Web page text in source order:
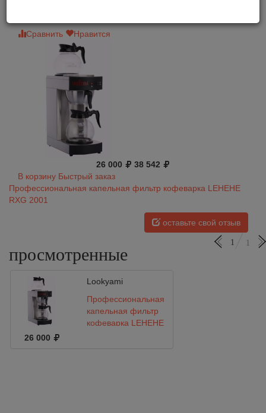
Сравнить Нравится
26 000
38 542
В корзину Быстрый заказ
Профессиональная капельная фильтр кофеварка LEHEHE
RXG 2001
оставьте свой отзыв
просмотренные
1 1
Lookyami
Профессиональная
капельная фильтр
кофеварка LEHEHE
26 000